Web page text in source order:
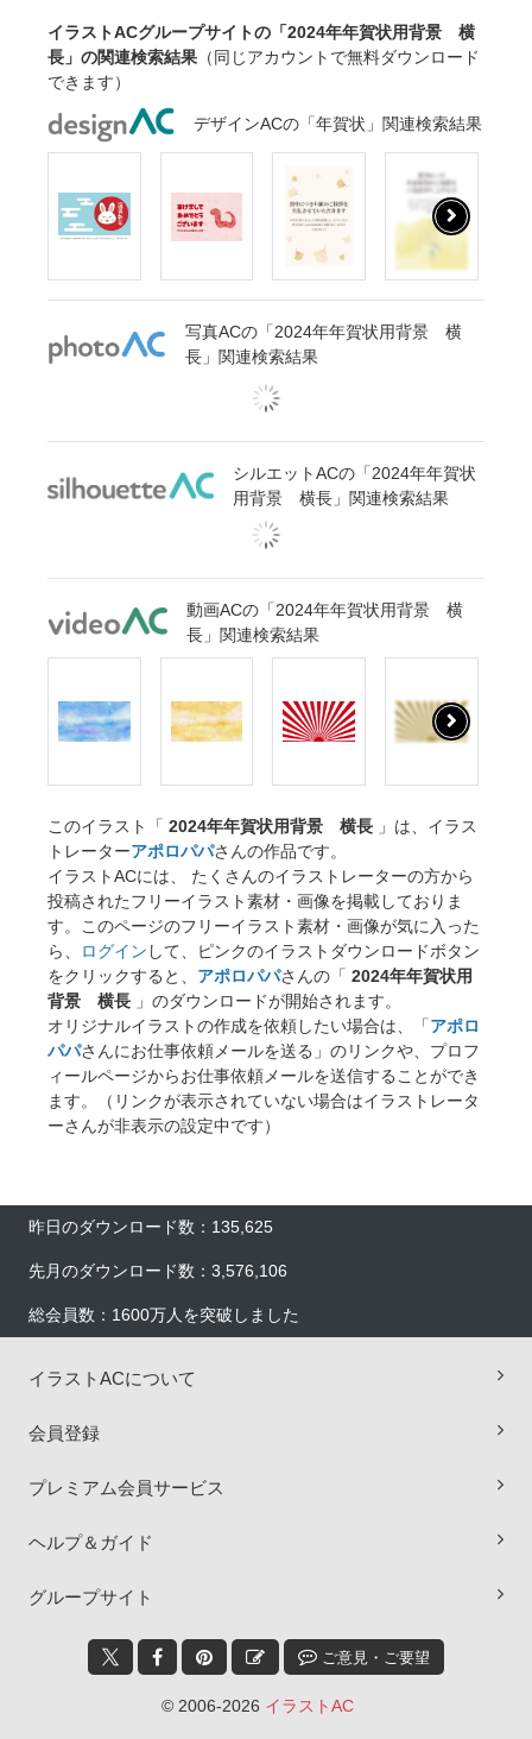
イラストACグループサイトの「2024年年賀状用背景 横
長」の関連検索結果 （同じアカウントで無料ダウンロード
できます）
デザインACの「年賀状」関連検索結果
写真ACの「2024年年賀状用背景 横
長」関連検索結果
シルエットACの「2024年年賀状
用背景 横長」関連検索結果
動画ACの「2024年年賀状用背景 横
長」関連検索結果
このイラスト「 2024年年賀状用背景 横長 」は、イラス
トレーターアポロパパさんの作品です。
イラストACには、 たくさんのイラストレーターの方から
投稿されたフリーイラスト素材・画像を掲載しておりま
す。このページのフリーイラスト素材・画像が気に入った
ら、
ログイン して、ピンクのイラストダウンロードボタン
をクリックすると、 アポロパパさんの「 2024年年賀状用
背景 横長 」のダウンロードが開始されます。
オリジナルイラストの作成を依頼したい場合は、「アポロ
パパさんにお仕事依頼メールを送る」のリンクや、プロフ
ィールページからお仕事依頼メールを送信することができ
ます。（リンクが表示されていない場合はイラストレータ
ーさんが非表示の設定中です）
昨日のダウンロード数：135,625
先月のダウンロード数：3,576,106
総会員数：1600万人を突破しました
イラストACについて
会員登録
プレミアム会員サービス
ヘルプ＆ガイド
グループサイト
ご意見・ご要望
© 2006-2026 イラストAC